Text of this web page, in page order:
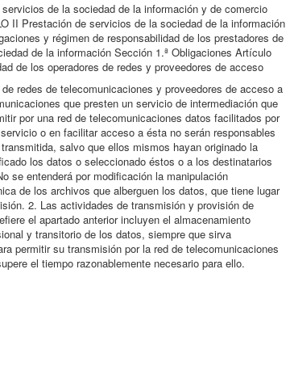
de la sociedad de la información y de comercio
II Prestación de servicios de la sociedad de la información
y régimen de responsabilidad de los prestadores de
de la información Sección 1.ª Obligaciones Artículo
de los operadores de redes y proveedores de acceso
redes de telecomunicaciones y proveedores de acceso a
que presten un servicio de intermediación que
por una red de telecomunicaciones datos facilitados por
o en facilitar acceso a ésta no serán responsables
salvo que ellos mismos hayan originado la
los datos o seleccionado éstos o a los destinatarios
se entenderá por modificación la manipulación
de los archivos que alberguen los datos, que tiene lugar
2. Las actividades de transmisión y provisión de
el apartado anterior incluyen el almacenamiento
y transitorio de los datos, siempre que sirva
permitir su transmisión por la red de telecomunicaciones
el tiempo razonablemente necesario para ello.